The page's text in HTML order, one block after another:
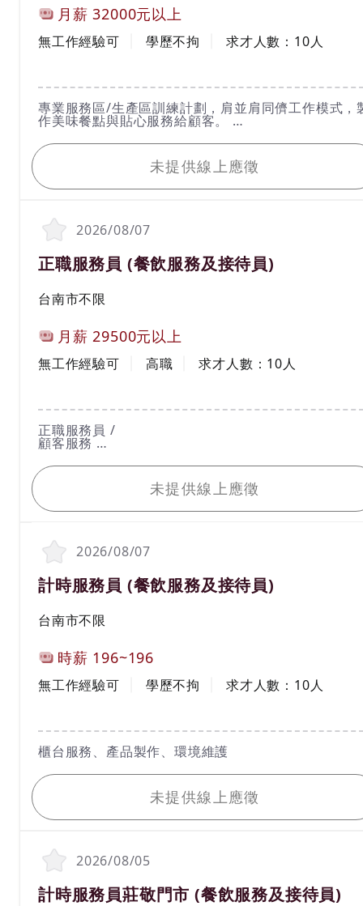
月薪 32000元以上
工作經驗
無工作經驗可
學歷
學歷不拘 求才人數： 10人
工作內容
專業服務區/生產區訓練計劃，肩並肩同儕工作模式，
作美味餐點與貼心服務給顧客。
*固定上8小時，時段不拘
我要應徵
未提供線上應徵
2026/08/07
職務名稱(職業類別)
正職服務員 (餐飲服務及接待員)
台南市不限
月薪 29500元以上
工作經驗
無工作經驗可
學歷
高職 求才人數： 10人
工作內容
正職服務員 /
顧客服務
環境維護
餐點製作
《工作時間》早班,中班,夜班
《工作說明》對餐飲營運工作有興趣。
我要應徵
未提供線上應徵
2026/08/07
職務名稱(職業類別)
計時服務員 (餐飲服務及接待員)
台南市不限
時薪 196~196
工作經驗
無工作經驗可 學歷不拘 求才人數： 10人
工作內容
櫃台服務、產品製作、環境維護
我要應徵
未提供線上應徵
2026/08/05
職務名稱(職業類別)
計時服務員莊敬門市 (餐飲服務及接待員)